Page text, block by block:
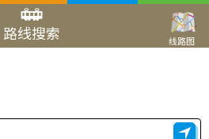
路线搜索 线路图